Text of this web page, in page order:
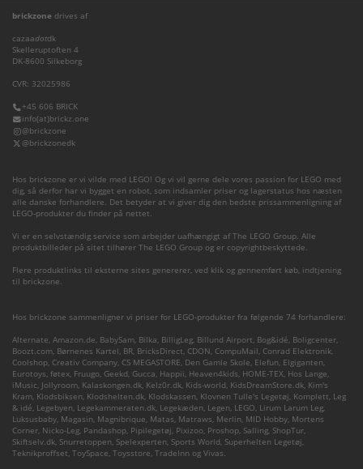
brickzone drives af
cazaadotdk
Skelleruptoften 4
DK-8600 Silkeborg
CVR: 32025986
+45 606 BRICK
info(at)brickz.one
@brickzone
@brickzonedk
Hos brickzone er vi vilde med LEGO! Og vi vil gerne dele vores passion for LEGO med
dig, så derfor har vi bygget en robot, som indsamler priser og lagerstatus hos næsten
alle danske forhandlere. Det betyder at vi giver dig den bedste prissammenligning af
LEGO-produkter du finder på nettet.
Vi er en selvstændig service som arbejder uafhængigt af The LEGO Group. Alle
produktbilleder på sitet tilhører The LEGO Group og er copyrightbeskyttede.
Flere produktlinks til eksterne sites genererer, ved klik og gennemført køb, indtjening
til brickzone.
Hos brickzone sammenligner vi priser for LEGO-produkter fra følgende 74 forhandlere:
Alternate, Amazon.de, BabySam, Bilka, BilligLeg, Billund Airport, Bog&idé, Boligcenter,
Boozt.com, Børnenes Kartel, BR, BricksDirect, CDON, CompuMail, Conrad Elektronik,
Coolshop, Creativ Company, CS MEGASTORE, Den Gamle Skole, Elefun, Elgiganten,
Eurotoys, føtex, Fruugo, Geekd, Gucca, Happii, Heaven4kids, HOME-TEX, Hos Lange,
iMusic, Jollyroom, Kalaskongen.dk, Kelz0r.dk, Kids-world, KidsDreamStore.dk, Kim's
Kram, Klodsbiksen, Klodshelten.dk, Klodskassen, Klovnen Tulle's Legetøj, Komplett, Leg
& idé, Legebyen, Legekammeraten.dk, Legekæden, Legen, LEGO, Lirum Larum Leg,
Luksusbaby, Magasin, Magnibrique, Matas, Matraws, Merlin, MID Hobby, Mortens
Corner, Nicko-Leg, Pandashop, Pipilegetøj, Pixizoo, Proshop, Salling, ShopTur,
Skiftselv.dk, Snurretoppen, Spelexperten, Sports World, Superhelten Legetøj,
Teknikproffset, ToySpace, Toysstore, TradeInn og Vivas.